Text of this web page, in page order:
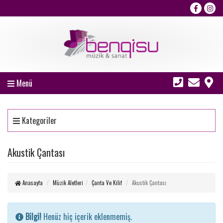
Menü
Kategoriler
Akustik Çantası
Anasayfa Müzik Aletleri Çanta Ve Kilif Akustik Çantası
Bilgi! Henüz hiç içerik eklenmemiş.